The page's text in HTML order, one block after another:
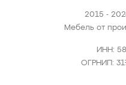
2015 -
Мебель от
ИНН:
ОГРНИП: